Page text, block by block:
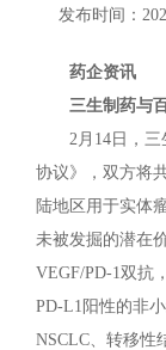
发布时间：
药企资讯
三生制药与
2月14日，
协议》，双方将
陆地区用于实体
未被发掘的潜在
VEGF/PD-1双抗
PD-L1阳性的非
NSCLC、转移性